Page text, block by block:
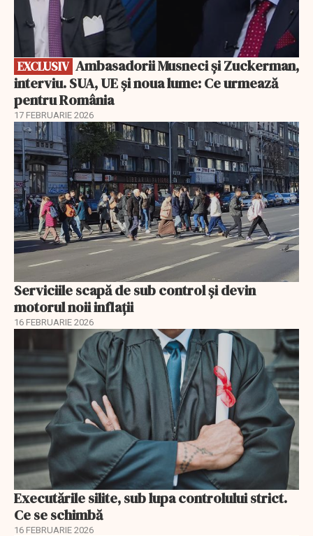
EXCLUSIV
interviu. SUA, UE și noua lume: Ce urmează
pentru România
17 FEBRUARIE 2026
Serviciile scapă de sub control și devin
motorul noii inflații
16 FEBRUARIE 2026
Executările silite, sub lupa controlului strict.
Ce se schimbă
16 FEBRUARIE 2026